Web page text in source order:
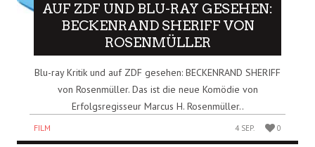
AUF ZDF UND BLU-RAY GESEHEN:
BECKENRAND SHERIFF VON
ROSENMÜLLER
Blu-ray Kritik und auf ZDF gesehen: BECKENRAND SHERIFF
von Rosenmüller. Das ist die neue Komödie von
Erfolgsregisseur Marcus H. Rosenmüller..
FILM 4 SEP. 0